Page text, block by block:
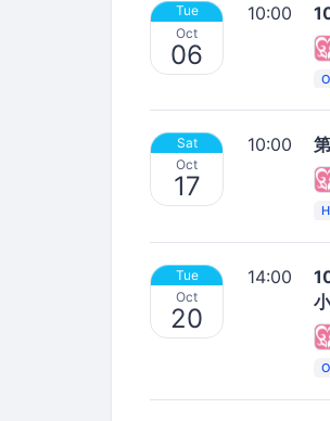
Tue
Oct
06
10:00
Sat
Oct
17
10:00
Tue
Oct
20
14:00